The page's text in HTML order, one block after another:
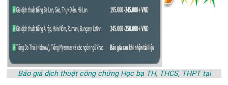
Báo giá dịch thuật công chứng Học bạ TH, THCS, THPT tại